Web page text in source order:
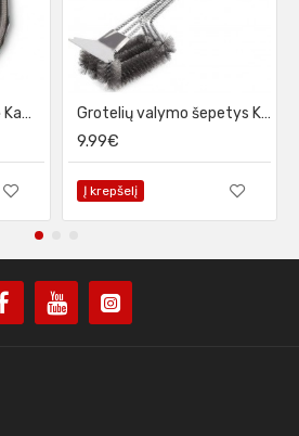
Stiklo pluošto tarpinė KamadoClub PRO/PRO 2 Grotelių valymo šepetys KamadoClub
9.99€
Į krepšelį